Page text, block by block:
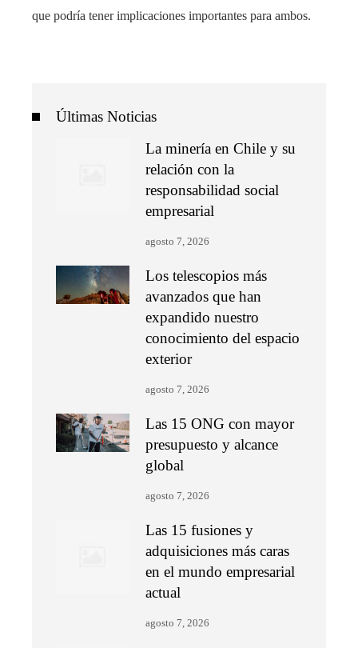
que podría tener implicaciones importantes para ambos.
Últimas Noticias
La minería en Chile y su
relación con la
responsabilidad social
empresarial
agosto 7, 2026
Los telescopios más
avanzados que han
expandido nuestro
conocimiento del espacio
exterior
agosto 7, 2026
Las 15 ONG con mayor
presupuesto y alcance
global
agosto 7, 2026
Las 15 fusiones y
adquisiciones más caras
en el mundo empresarial
actual
agosto 7, 2026